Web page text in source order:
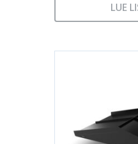
LUE